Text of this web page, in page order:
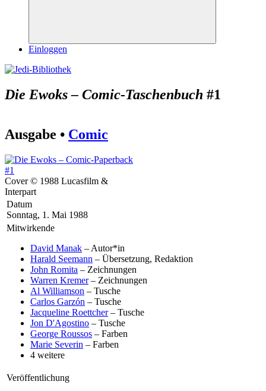
Suchen
Einloggen
Die Ewoks – Comic-Taschenbuch #1
Ausgabe • Comic
Cover © 1988 Lucasfilm &
Interpart
Datum
Sonntag, 1. Mai 1988
Mitwirkende
David Manak – Autor*in
Harald Seemann – Übersetzung, Redaktion
John Romita – Zeichnungen
Warren Kremer– Zeichnungen
Al Williamson – Tusche
Carlos Garzón – Tusche
Jacqueline Roettcher– Tusche
Jon D'Agostino – Tusche
George Roussos – Farben
Marie Severin – Farben
4 weitere
Veröffentlichung